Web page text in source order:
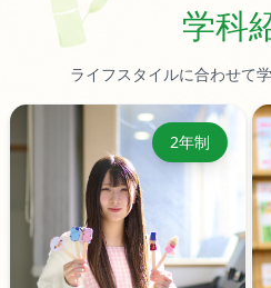
学科
ライフスタイルに合わせて
2年制